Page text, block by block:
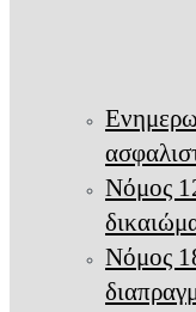
Νόμος
Νόμος